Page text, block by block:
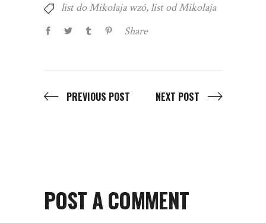
list do Mikołaja wzó,list od Mikołaja
Share
PREVIOUS POST NEXT POST
POST A COMMENT